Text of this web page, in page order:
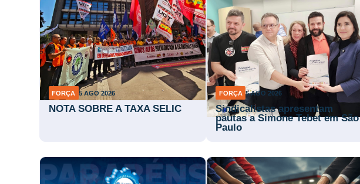
FORÇA 5 AGO 2026
NOTA SOBRE A TAXA SELIC
FORÇA 5 AGO 2026
Sindicalistas apresentam
pautas a Simone Tebet em São
Paulo